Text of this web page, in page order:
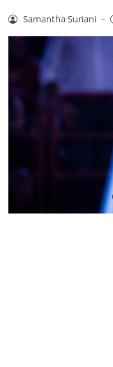
Samantha Suriani -